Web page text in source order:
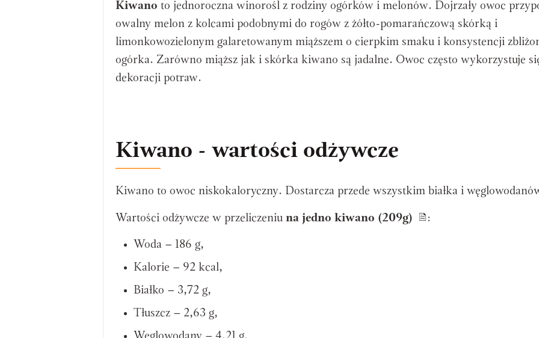
Kiwano to jednoroczna winorośl z rodziny ogórków i melonów. Dojrzały owoc
owalny melon z kolcami podobnymi do rogów z żółto-pomarańczową skórką i
limonkowozielonym galaretowanym miąższem o cierpkim smaku i konsystencji
ogórka. Zarówno miąższ jak i skórka kiwano są jadalne. Owoc często wykorzystuje
dekoracji potraw.
Kiwano - wartości odżywcze
Kiwano to owoc niskokaloryczny. Dostarcza przede wszystkim białka i
Wartości odżywcze w przeliczeniu na jedno kiwano (209g) :
Woda – 186 g,
Kalorie – 92 kcal,
Białko – 3,72 g,
Tłuszcz – 2,63 g,